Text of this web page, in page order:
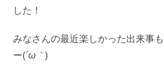
した！
みなさんの最近楽しかった出来事
ー(´ω｀)